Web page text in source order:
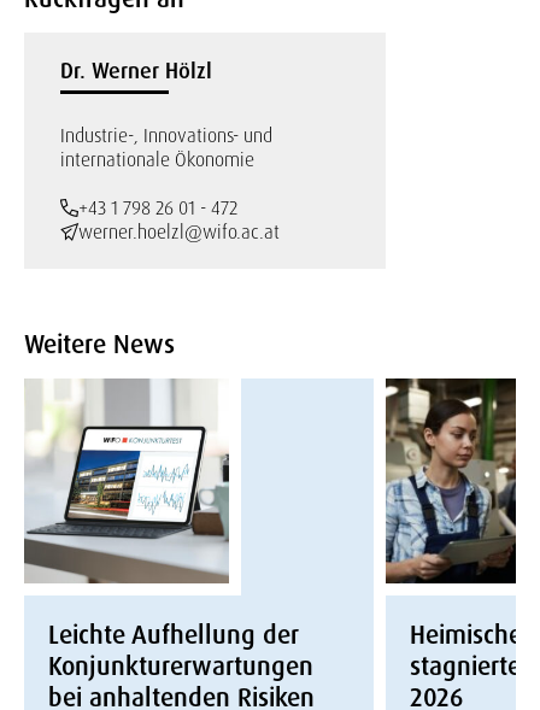
Dr. Werner Hölzl
Industrie-, Innovations- und
internationale Ökonomie
+43 1 798 26 01 - 472
werner.hoelzl@wifo.ac.at
Weitere News
Leichte Aufhellung der
Konjunkturerwartungen
bei anhaltenden Risiken
Heimische
stagnierte
2026